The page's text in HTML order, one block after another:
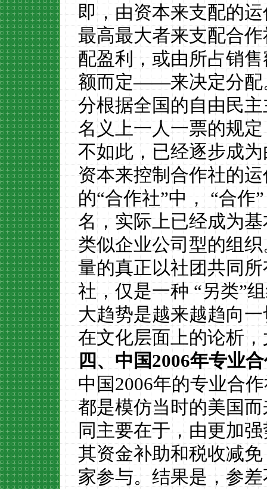
即，由资本来支配的
最高最大者来支配合
配盈利，或由所占销售
额而定——来决定分
分根据全国的自由民主
名义上一人一票的规定
不如此，已经逐步成
资本来控制合作社的
的“合作社”中， “合作”
名，实际上已经成为
类似企业公司型的组织
量的真正以社团共同
社，仅是一种“另类”
大趋势是越来越趋向
在文化层面上的论析
四、中国2006年专业
中国2006年的专业合
都是模仿当时的美国
同主要在于，由更加
其资金补助和税收减免
家参与。结果是，参